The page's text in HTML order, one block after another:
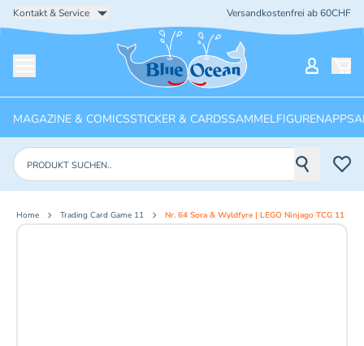
Kontakt & Service Versandkostenfrei ab 60CHF
Startseite
MAGAZINE & COMICSSTICKER & CARDSSAMMELFIGURENAPPS
Produkte suchen
Home Trading Card Game 11 Nr. 64 Sora & Wyldfyre | LEGO Ninjago TCG 11